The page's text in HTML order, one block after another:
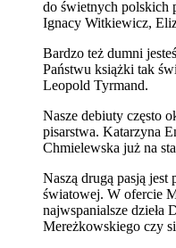
do świetnych polskich
Ignacy Witkiewicz,
Bardzo też dumni
Państwu książki tak
Leopold Tyrmand.
Nasze debiuty często
pisarstwa. Katarzyna
Chmielewska już na
Naszą drugą pasją jest
światowej. W ofercie
najwspanialsze dzieła
Mereżkowskiego czy